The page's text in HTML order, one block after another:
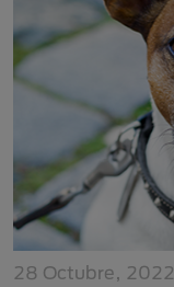
28 Octubre, 2022